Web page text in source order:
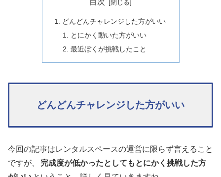
どんどんチャレンジした方がいい
とにかく動いた方がいい
最近ぼくが挑戦したこと
どんどんチャレンジした方がいい
今回の記事はレンタルスペースの運営に限らず言えること
ですが、
完成度が低かったとしてもとにかく挑戦した方